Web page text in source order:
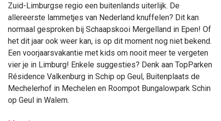
Zuid-Limburgse regio een buitenlands uiterlijk. De
allereerste lammetjes van Nederland knuffelen? Dit kan
normaal gesproken bij Schaapskooi Mergelland in Epen! Of
het dit jaar ook weer kan, is op dit moment nog niet bekend.
Een voorjaarsvakantie met kids om nooit meer te vergeten
vier je in Limburg! Enkele suggesties? Denk aan TopParken
Résidence Valkenburg in Schip op Geul, Buitenplaats de
Mechelerhof in Mechelen en Roompot Bungalowpark Schin
op Geul in Walem.